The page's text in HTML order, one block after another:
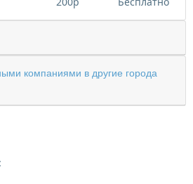
компаниями в другие города